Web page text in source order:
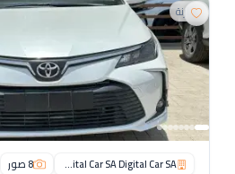
مقارنة
Digital Car SA Digital Car SA
8 صور